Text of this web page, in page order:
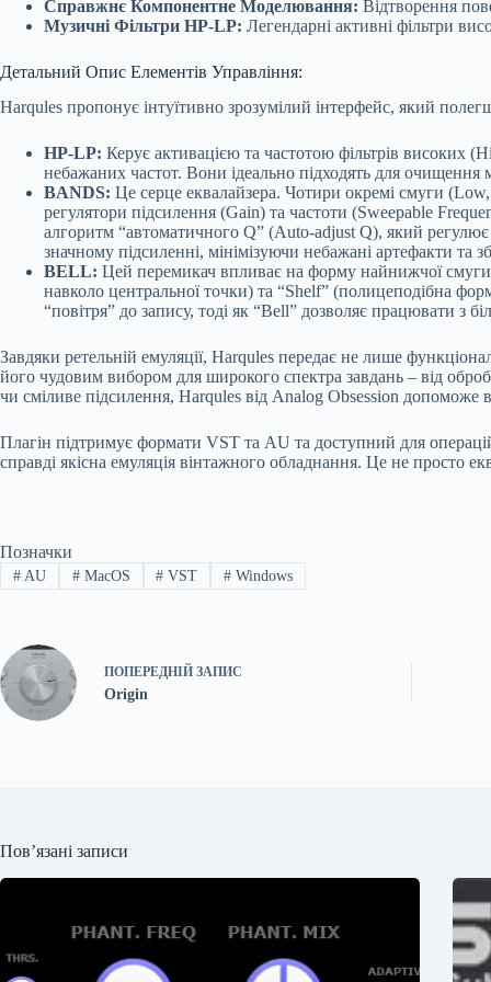
Справжнє Компонентне Моделювання: Відтворення
Музичні Фільтри HP-LP: Легендарні активні фільтри
Детальний Опис Елементів Управління:
Harqules пропонує інтуїтивно зрозумілий інтерфейс, який
HP-LP: Керує активацією та частотою фільтрів високих
небажаних частот. Вони ідеально підходять для
BANDS: Це серце еквалайзера. Чотири окремі смуги
регулятори підсилення (Gain) та частоти (Sweepable
алгоритм “автоматичного Q” (Auto-adjust Q), який
значному підсиленні, мінімізуючи небажані артефакти та
BELL: Цей перемикач впливає на форму найнижчої
навколо центральної точки) та “Shelf” (полицеподібна
“повітря” до запису, тоді як “Bell” дозволяє працювати
Завдяки ретельній емуляції, Harqules передає не лише
його чудовим вибором для широкого спектра завдань – від
чи сміливе підсилення, Harqules від Analog Obsession допоможе
Плагін підтримує формати VST та AU та доступний для
справді якісна емуляція вінтажного обладнання. Це не просто
Позначки
#AU #MacOS # VST # Windows
ПОПЕРЕДНІЙ ЗАПИС
Origin
Пов’язані записи